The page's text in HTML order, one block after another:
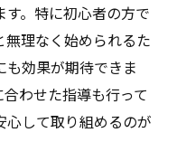
。特に初心者の方で
理なく始められるた
効果が期待できま
わせた指導も行って
心して取り組めるのが